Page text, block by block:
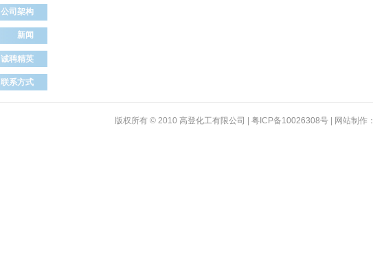
公司架构
新闻
诚聘精英
联系方式
版权所有 © 2010 高登化工有限公司 | 粤ICP备10026308号 | 网站制作：